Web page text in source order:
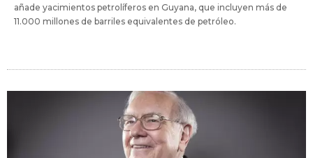
añade yacimientos petrolíferos en Guyana, que incluyen más de
11.000 millones de barriles equivalentes de petróleo.